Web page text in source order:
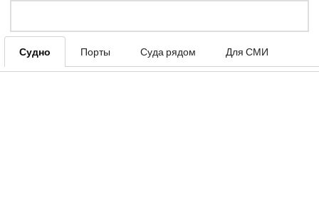
Судно Порты Суда рядом Для СМИ